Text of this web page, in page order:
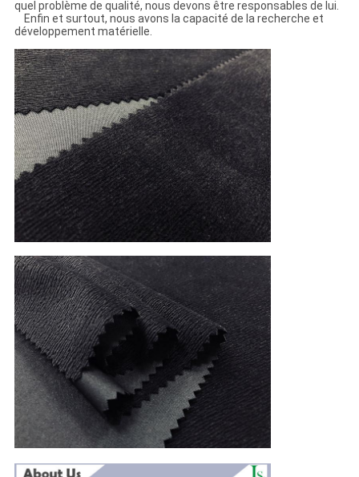
quel problème de qualité, nous devons être responsables de lui.
Enfin et surtout, nous avons la capacité de la recherche et
développement matérielle.